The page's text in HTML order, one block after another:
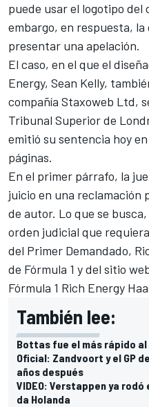
puede usar el logotipo
embargo, en respuesta,
presentar una apelación.
El caso, en el que el
Energy, Sean Kelly,
compañía Staxoweb Ltd,
Tribunal Superior de
emitió su sentencia hoy
páginas.
En el primer párrafo, la
juicio en una reclamación
de autor. Lo que se
orden judicial que
del Primer Demandado,
de Fórmula 1 y del sitio
Fórmula 1 Rich Energy
También lee:
Bottas fue el más rápido
Oficial: Zandvoort y el GP
años después
VIDEO: Verstappen ya
da Holanda